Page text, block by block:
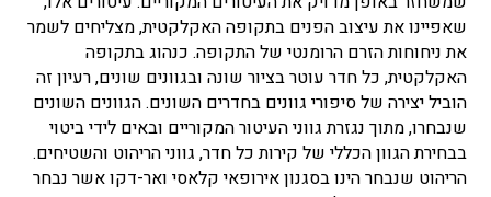
שאפיינו את עיצוב הפנים בתקופה האקלקטית, מצליחים לשמר
את ניחוחות הזרם הרומנטי של התקופה. כנהוג בתקופה
האקלקטית, כל חדר עוטר בציור שונה ובגוונים שונים, רעיון זה
הוביל יצירה של סיפורי גוונים בחדרים השונים. הגוונים השונים
שנבחרו, מתוך נגזרת גווני העיטור המקוריים ובאים לידי ביטוי
בבחירת הגוון הכללי של קירות כל חדר, גווני הריהוט והשטיחים.
הריהוט שנבחר הינו בסגנון אירופאי קלאסי ואר-דקו אשר נבחר